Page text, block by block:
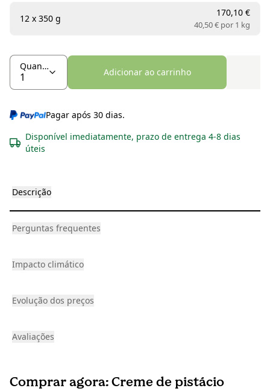
12 x 350 g
170,10 €
40,50 € por 1 kg
Quantidade
Adicionar ao carrinho
Pagar após 30 dias.
Disponível imediatamente, prazo de entrega 4-8 dias
úteis
Descrição
Perguntas frequentes
Impacto climático
Evolução dos preços
Avaliações
Comprar agora: Creme de pistácio